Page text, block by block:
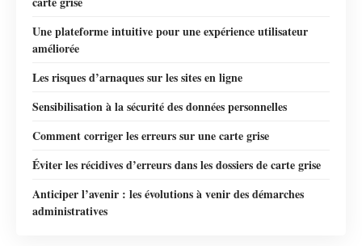
Une plateforme intuitive pour une expérience utilisateur
améliorée
Les risques d’arnaques sur les sites en ligne
Sensibilisation à la sécurité des données personnelles
Comment corriger les erreurs sur une carte grise
Éviter les récidives d’erreurs dans les dossiers de carte grise
Anticiper l’avenir : les évolutions à venir des démarches
administratives